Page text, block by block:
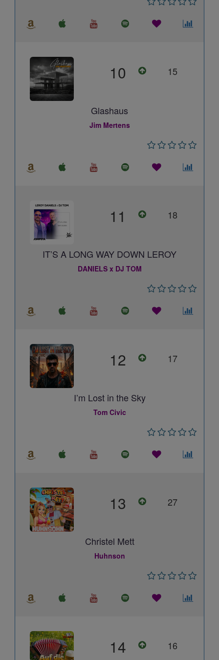
10 15
Glashaus
Jim Mertens
11 18
IT’S A LONG WAY DOWN LEROY
DANIELS x DJ TOM
12 17
I’m Lost in the Sky
Tom Civic
13 27
Christel Mett
Huhnson
14 16